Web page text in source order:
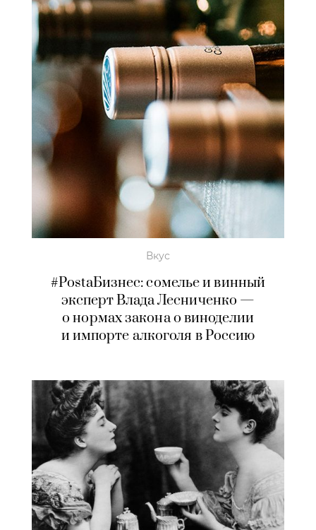
Вкус
#PostaБизнес: сомелье и винный
эксперт Влада Лесниченко —
о нормах закона о виноделии
и импорте алкоголя в Россию